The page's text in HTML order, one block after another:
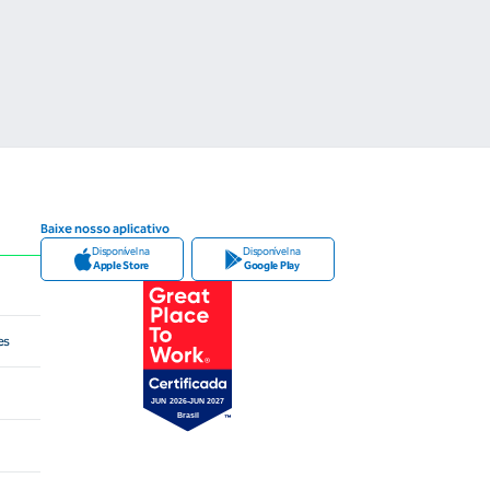
Baixe nosso aplicativo
Disponível na
Apple Store
Disponível na
Google Play